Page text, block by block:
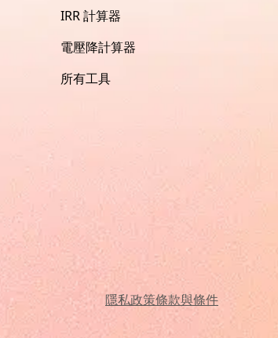
IRR 計算器
電壓降計算器
所有工具
隱私政策條款與條件